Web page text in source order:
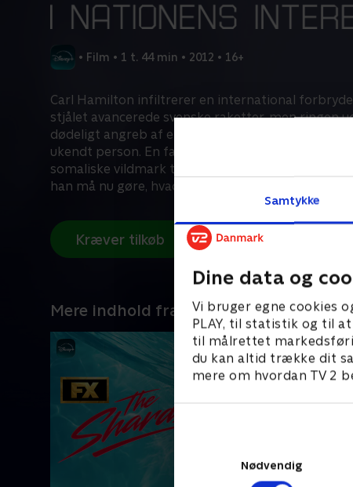
Samtykke
Dine data og
Vi bruger egne cookies
PLAY, til statistik og til
til målrettet
du kan altid trække dit
mere om hvordan TV 2
Nødvendig
• Film • 1 t. 44 min • 2012 • 16+
Carl Hamilton infiltrerer en international
stjålet avancerede svenske raketter, men ringen
dødeligt angreb af en gruppe lejesoldater, som er
ukendt person. En farlig mission bringer Hamilton
somaliske vildmark til Beiruts gader og helt til
han må nu gøre, hvad han kan, i nationens
Kræver tilkøb
Mere indhold fra Disney+